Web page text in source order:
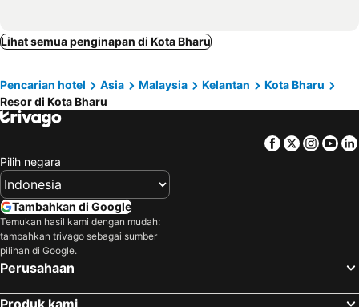
Lihat semua penginapan di Kota Bharu
Pencarian hotel Asia Malaysia Kelantan
Kota Bharu
Resor di Kota Bharu
Facebook
Twitter
Pilih negara
Tambahkan di Google
Temukan hasil kami dengan mudah:
tambahkan trivago sebagai sumber
pilihan di Google.
Perusahaan
Produk kami